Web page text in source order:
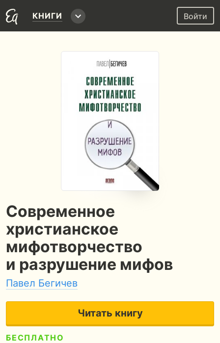
КНИГИ Войти
Современное
христианское
мифотворчество
и разрушение мифов
Павел Бегичев
Читать книгу
БЕСПЛАТНО